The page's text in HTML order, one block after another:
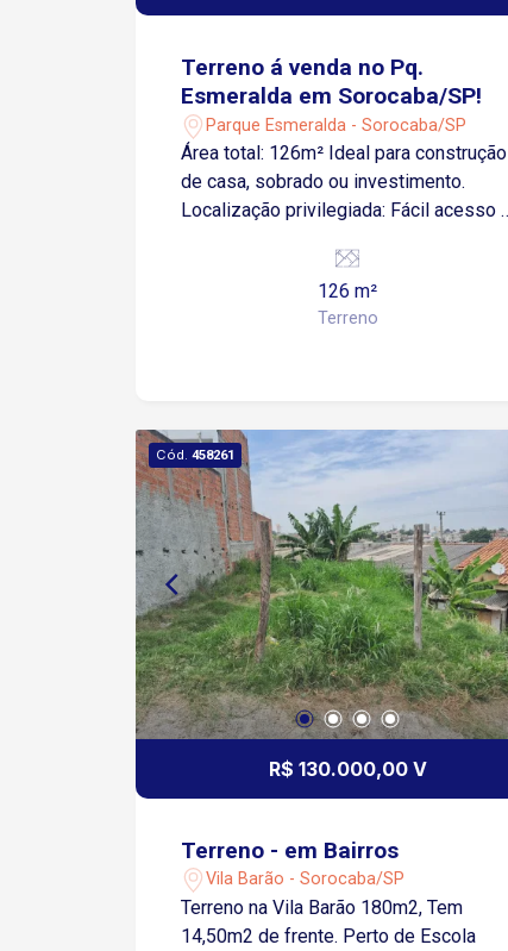
Terreno á venda no Pq.
Esmeralda em Sorocaba/SP!
Parque Esmeralda - Sorocaba/SP
Área total: 126m² Ideal para construção
de casa, sobrado ou investimento.
Localização privilegiada: Fácil acesso à
Av. Paulo Emanuel de Almeida. Próximo
a supermercados, farmácias, escolas e
variados comércios. Ótima
126 m²
Terreno
Cód. 458261
R$ 130.000,00 V
Terreno - em Bairros
Vila Barão - Sorocaba/SP
Terreno na Vila Barão 180m2, Tem
14,50m2 de frente. Perto de Escola